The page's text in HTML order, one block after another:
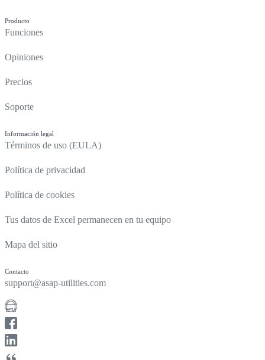
Producto
Funciones
Opiniones
Precios
Soporte
Información legal
Términos de uso (EULA)
Política de privacidad
Política de cookies
Tus datos de Excel permanecen en tu equipo
Mapa del sitio
Contacto
support@asap-utilities.com